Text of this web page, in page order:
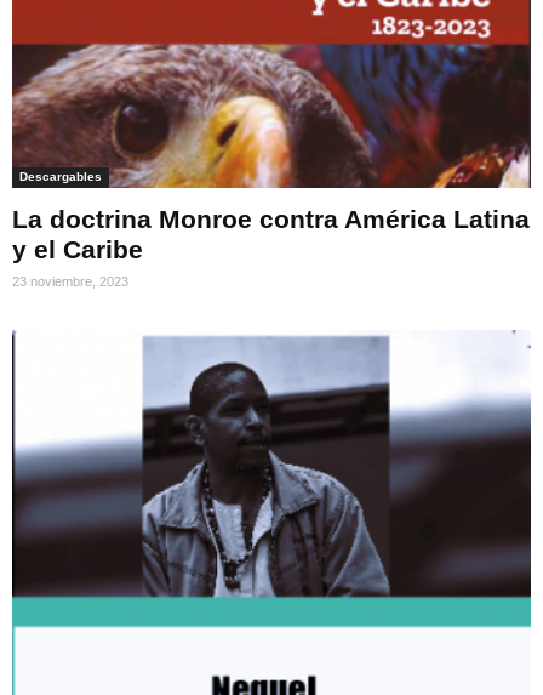
Descargables
La doctrina Monroe contra América Latina
y el Caribe
23 noviembre, 2023